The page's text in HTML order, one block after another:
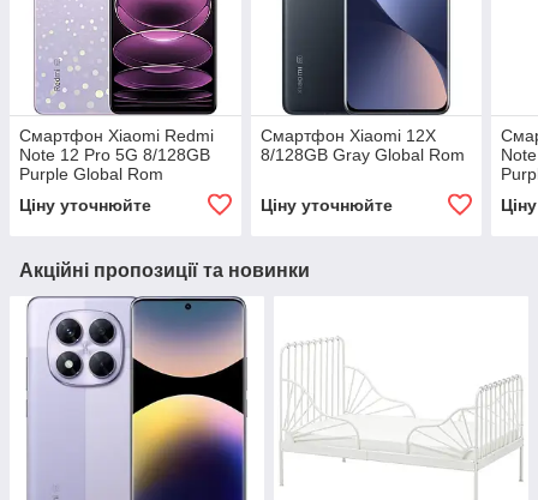
Смартфон Xiaomi Redmi
Note 12 Pro 5G 8/128GB
Purple Global Rom
Ціну уточнюйте
Смартфон Xiaomi 12X
8/128GB Gray Global Rom
Ціну уточнюйте
Акційні пропозиції та новинки